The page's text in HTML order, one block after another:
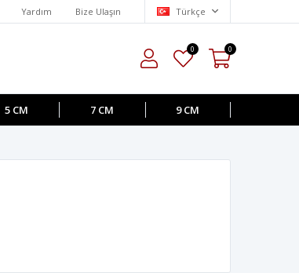
Yardım Bize Ulaşın Türkçe
0 0
5 CM 7 CM 9 CM